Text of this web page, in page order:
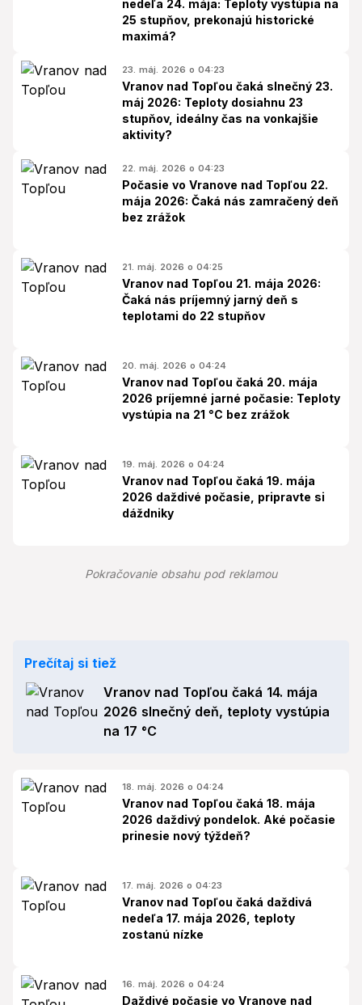
nedeľa 24. mája: Teploty vystúpia na
25 stupňov, prekonajú historické
maximá?
23. máj. 2026 o 04:23
Vranov nad Topľou čaká slnečný 23.
máj 2026: Teploty dosiahnu 23
stupňov, ideálny čas na vonkajšie
aktivity?
22. máj. 2026 o 04:23
Počasie vo Vranove nad Topľou 22.
mája 2026: Čaká nás zamračený deň
bez zrážok
21. máj. 2026 o 04:25
Vranov nad Topľou 21. mája 2026:
Čaká nás príjemný jarný deň s
teplotami do 22 stupňov
20. máj. 2026 o 04:24
Vranov nad Topľou čaká 20. mája
2026 príjemné jarné počasie: Teploty
vystúpia na 21 °C bez zrážok
19. máj. 2026 o 04:24
Vranov nad Topľou čaká 19. mája
2026 daždivé počasie, pripravte si
dáždniky
Pokračovanie obsahu pod reklamou
Prečítaj si tiež
Vranov nad Topľou čaká 14. mája
2026 slnečný deň, teploty vystúpia
na 17 °C
18. máj. 2026 o 04:24
Vranov nad Topľou čaká 18. mája
2026 daždivý pondelok. Aké počasie
prinesie nový týždeň?
17. máj. 2026 o 04:23
Vranov nad Topľou čaká daždivá
nedeľa 17. mája 2026, teploty
zostanú nízke
16. máj. 2026 o 04:24
Daždivé počasie vo Vranove nad